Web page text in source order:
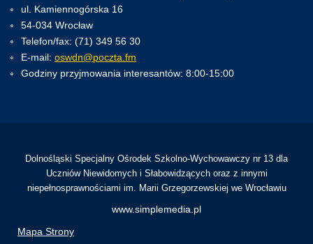
ul. Kamiennogórska 16
54-034 Wrocław
Telefon/fax: (71) 349 56 30
E-mail: oswdn@poczta.fm
Godziny przyjmowania interesantów: 8:00-15:00
Dolnośląski Specjalny Ośrodek Szkolno-Wychowawczy nr 13 dla
Uczniów Niewidomych i Słabowidzących oraz z innymi
niepełnosprawnościami im. Marii Grzegorzewskiej we Wrocławiu
www.simplemedia.pl
Mapa Strony